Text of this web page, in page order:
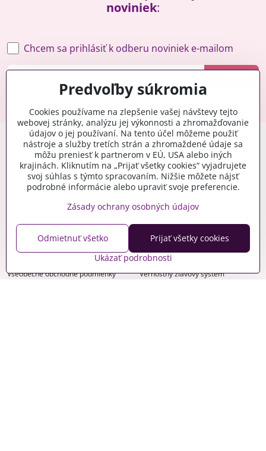
noviniek:
Chcem sa prihlásiť k odberu noviniek e-mailom
Všeobecné
Všeobecné obchodné podmienky
Vernostný zľavový systém
Predvoľby súkromia
Cookies používame na zlepšenie vašej návštevy tejto
webovej stránky, analýzu jej výkonnosti a zhromažďovanie
údajov o jej používaní. Na tento účel môžeme použiť
nástroje a služby tretích strán a zhromaždené údaje sa
môžu preniesť k partnerom v EÚ, USA alebo iných
krajinách. Kliknutím na „Prijať všetky cookies“ vyjadrujete
svoj súhlas s týmto spracovaním. Nižšie môžete nájsť
podrobné informácie alebo upraviť svoje preferencie.
Zásady ochrany osobných údajov
Ukázať podrobnosti
Prijať všetky cookies
Odmietnuť všetko